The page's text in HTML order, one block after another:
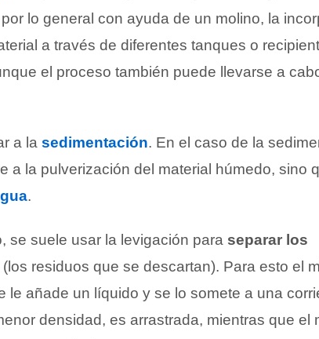
lo general con ayuda de un molino, la
a través de diferentes tanques o
el proceso también puede llevarse a
a la sedimentación. En el caso de la
a la pulverización del material húmedo, sino
.
se suele usar la levigación para separar los
(los residuos que se descartan). Para esto el
le añade un líquido y se lo somete a una
densidad, es arrastrada, mientras que el